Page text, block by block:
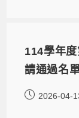
114學年
請通過名
2026-04-